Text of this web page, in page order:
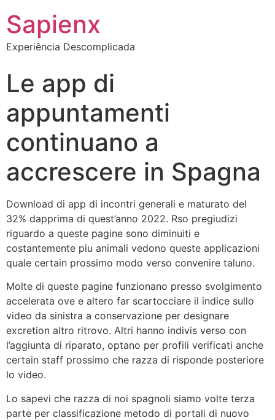
Sapienx
Experiência Descomplicada
Le app di
appuntamenti
continuano a
accrescere in Spagna
Download di app di incontri generali e maturato del
32% dapprima di quest’anno 2022. Rso pregiudizi
riguardo a queste pagine sono diminuiti e
costantemente piu animali vedono queste applicazioni
quale certain prossimo modo verso convenire taluno.
Molte di queste pagine funzionano presso svolgimento
accelerata ove e altero far scartocciare il indice sullo
video da sinistra a conservazione per designare
excretion altro ritrovo. Altri hanno indivis verso con
l’aggiunta di riparato, optano per profili verificati anche
certain staff prossimo che razza di risponde posteriore
lo video.
Lo sapevi che razza di noi spagnoli siamo volte terza
parte per classificazione metodo di portali di nuovo